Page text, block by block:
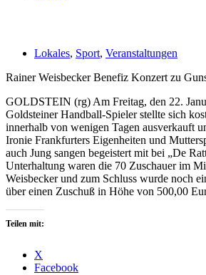
Lokales, Sport, Veranstaltungen
Rainer Weisbecker Benefiz Konzert zu
GOLDSTEIN (rg) Am Freitag, den 22.
Goldsteiner Handball-Spieler stellte sich
innerhalb von wenigen Tagen ausverkauft
Ironie Frankfurters Eigenheiten und
auch Jung sangen begeistert mit bei „De
Unterhaltung waren die 70 Zuschauer im
Weisbecker und zum Schluss wurde noch
über einen Zuschuß in Höhe von 500,00
Teilen mit:
X
Facebook